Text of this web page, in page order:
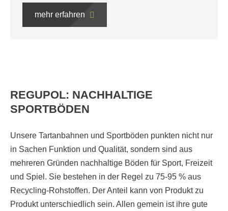
mehr erfahren
REGUPOL: NACHHALTIGE
SPORTBÖDEN
Unsere Tartanbahnen und Sportböden punkten nicht nur
in Sachen Funktion und Qualität, sondern sind aus
mehreren Gründen nachhaltige Böden für Sport, Freizeit
und Spiel. Sie bestehen in der Regel zu 75-95 % aus
Recycling-Rohstoffen. Der Anteil kann von Produkt zu
Produkt unterschiedlich sein. Allen gemein ist ihre gute